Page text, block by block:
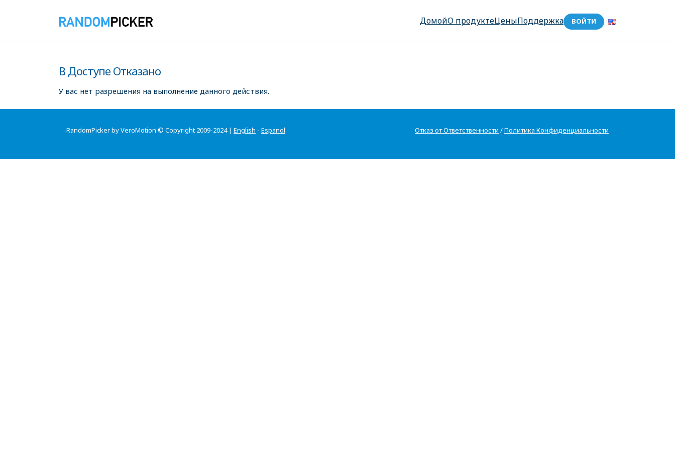
ДомойО продуктеЦеныПоддержка ВОЙТИ
В Доступе Отказано
У вас нет разрешения на выполнение данного действия.
RandomPicker by VeroMotion © Copyright 2009-2024 | English - Espanol Отказ от Ответственности /Политика Конфиденциальности